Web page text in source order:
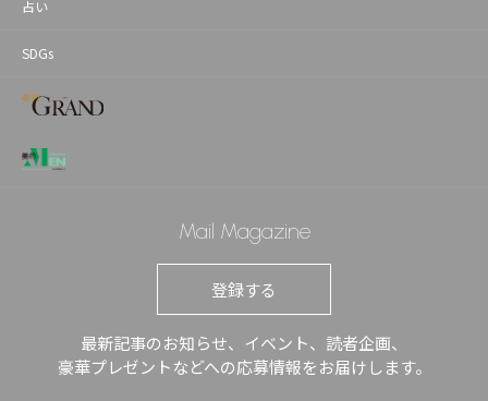
占い
SDGs
Mail Magazine
登録する
最新記事のお知らせ、イベント、読者企画、
豪華プレゼントなどへの応募情報をお届けします。